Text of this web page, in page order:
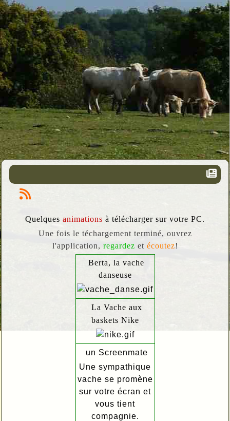
Quelques animations à télécharger sur votre PC.
Une fois le téchargement terminé, ouvrez
l'application, regardez et écoutez!
Berta, la vache
danseuse
La Vache aux
baskets Nike
un Screenmate
Une sympathique
vache se promène
sur votre écran et
vous tient
compagnie.